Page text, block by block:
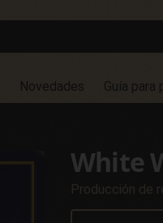
Novedades Guía para
White
Producción de